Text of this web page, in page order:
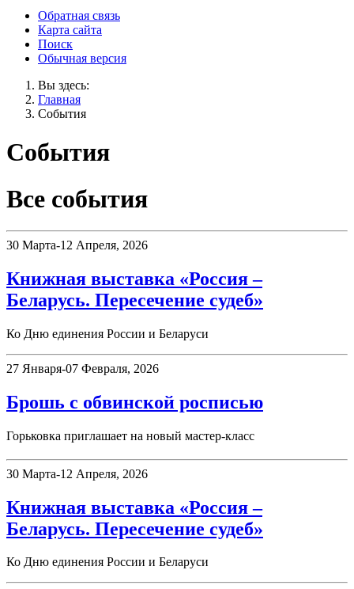
Обратная связь
Карта сайта
Поиск
Обычная версия
Вы здесь:
Главная
События
События
Все события
30 Марта-12 Апреля, 2026
Книжная выставка «Россия –
Беларусь. Пересечение судеб»
Ко Дню единения России и Беларуси
27 Января-07 Февраля, 2026
Брошь с обвинской росписью
Горьковка приглашает на новый мастер-класс
30 Марта-12 Апреля, 2026
Книжная выставка «Россия –
Беларусь. Пересечение судеб»
Ко Дню единения России и Беларуси